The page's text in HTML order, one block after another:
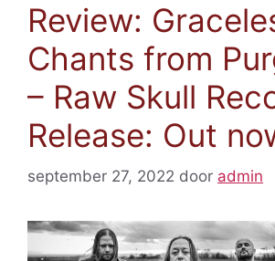
Review:
Chants from
– Raw Skull
Release: Out
september 27, 2022 door admin